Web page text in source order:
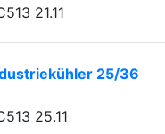
21.11
25/36
25.11